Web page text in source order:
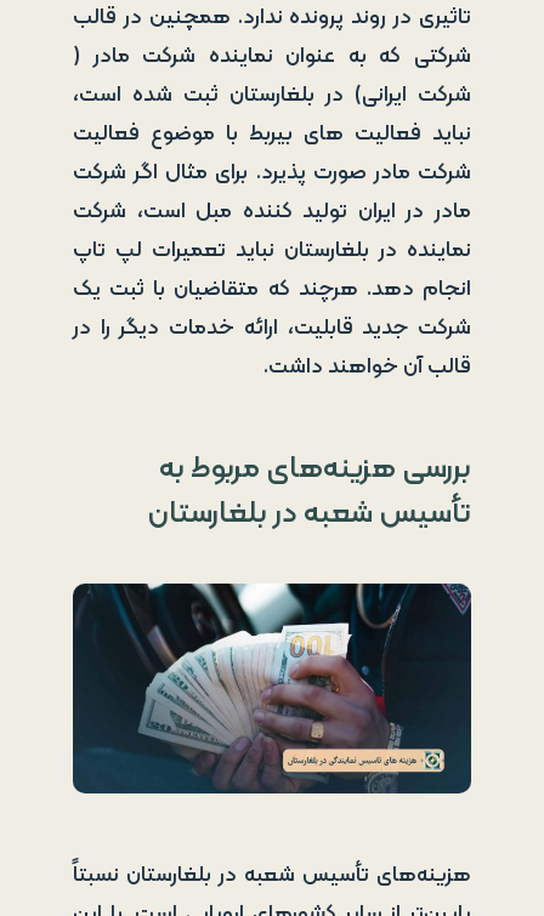
تاثیری در روند پرونده ندارد. همچنین در قالب
شرکتی که به عنوان نماینده شرکت مادر (
شرکت ایرانی) در بلغارستان ثبت شده است،
نباید فعالیت های بیربط با موضوع فعالیت
شرکت مادر صورت پذیرد. برای مثال اگر شرکت
مادر در ایران تولید کننده مبل است، شرکت
نماینده در بلغارستان نباید تعمیرات لپ تاپ
انجام دهد. هرچند که متقاضیان با ثبت یک
شرکت جدید قابلیت، ارائه خدمات دیگر را در
قالب آن خواهند داشت.
بررسی هزینه‌های مربوط به
تأسیس شعبه در بلغارستان
هزینه‌های تأسیس شعبه در بلغارستان نسبتاً